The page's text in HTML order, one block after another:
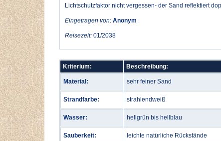
Lichtschutzfaktor nicht vergessen- der Sand reflektiert
Eingetragen von: Anonym
Reisezeit: 01/2038
Kriterium: Beschreibung:
Material: sehr feiner Sand
Strandfarbe: strahlendweiß
Wasser: hellgrün bis hellblau
Sauberkeit: leichte natürliche Rückstände